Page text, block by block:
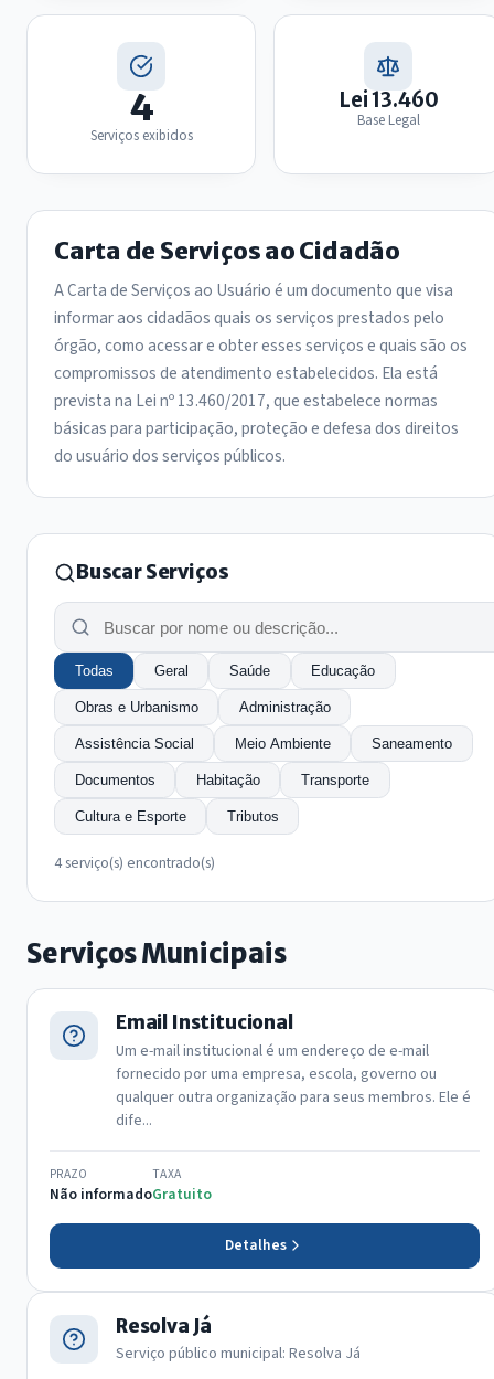
4
Serviços exibidos
Lei 13.460
Base Legal
Carta de Serviços ao Cidadão
A Carta de Serviços ao Usuário é um documento que visa
informar aos cidadãos quais os serviços prestados pelo
órgão, como acessar e obter esses serviços e quais são os
compromissos de atendimento estabelecidos. Ela está
prevista na Lei nº 13.460/2017, que estabelece normas
básicas para participação, proteção e defesa dos direitos
do usuário dos serviços públicos.
Buscar Serviços
Todas Geral Saúde Educação
Obras e Urbanismo Administração
Assistência Social Meio Ambiente Saneamento
Documentos Habitação Transporte
Cultura e Esporte Tributos
4 serviço(s) encontrado(s)
Serviços Municipais
Email Institucional
Um e-mail institucional é um endereço de e-mail
fornecido por uma empresa, escola, governo ou
qualquer outra organização para seus membros. Ele é
dife...
PRAZO
Não informado
TAXA
Gratuito
Detalhes
Resolva Já
Serviço público municipal: Resolva Já